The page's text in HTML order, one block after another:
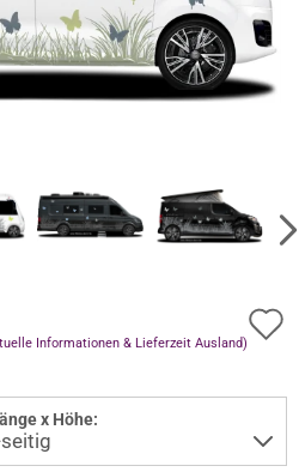
Informationen & Lieferzeit Ausland)
x Höhe: